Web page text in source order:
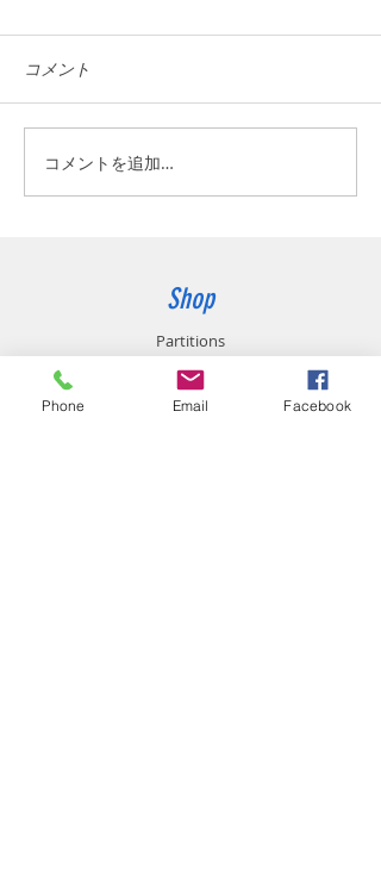
DXソリューションの開
発、導入支援を始めまし
コメント
コメントを追加…
Shop
Partitions
Accessories
Phone Email Facebook